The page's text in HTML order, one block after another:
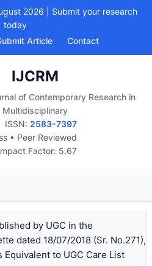
2026 | Submit your research
today
Article Contact
IJCRM
of Contemporary Research in
Multidisciplinary
ISSN: 2583-7397
• Peer Reviewed
Factor: 5.67
by UGC in the
dated 18/07/2018 (Sr. No.271),
to UGC Care List